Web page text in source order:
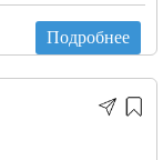
Подробнее